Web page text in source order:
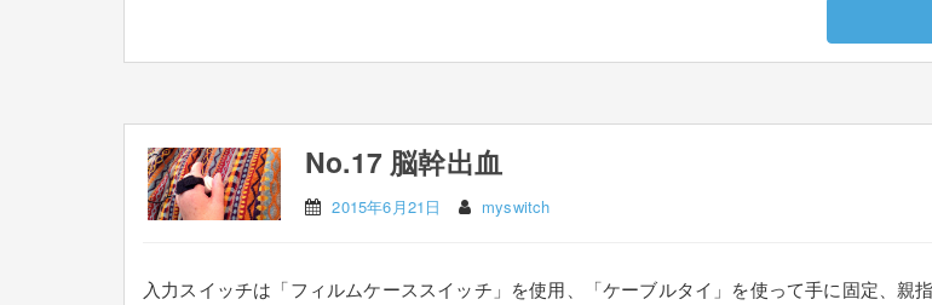
No.17 脳幹出血
2015年6月21日 myswitch
入力スイッチは「フィルムケーススイッチ」を使用、「ケーブルタイ」を使って手に固定、